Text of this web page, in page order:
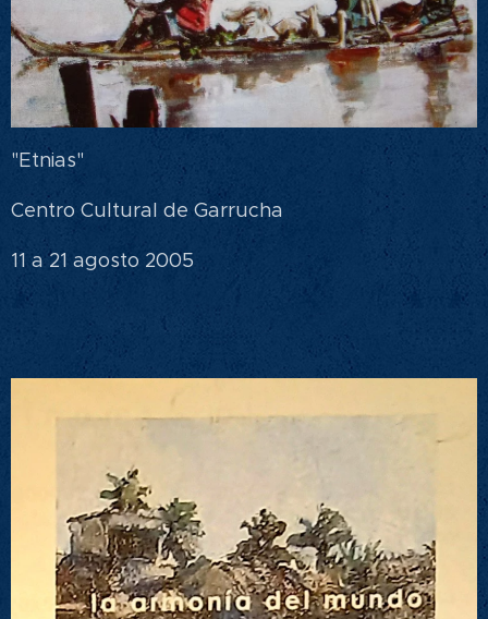
"Etnias"
Centro Cultural de Garrucha
11 a 21 agosto 2005